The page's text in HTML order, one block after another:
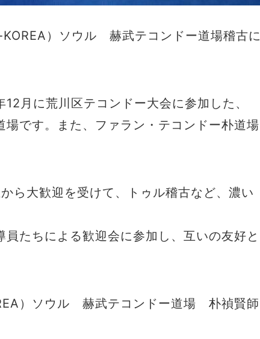
）ソウル 赫武テコンドー道場稽古に
月に荒川区テコンドー大会に参加した、
です。また、ファラン・テコンドー朴道場
ら大歓迎を受けて、トゥル稽古など、濃い
たちによる歓迎会に参加し、互いの友好と
ソウル 赫武テコンドー道場 朴禎賢師